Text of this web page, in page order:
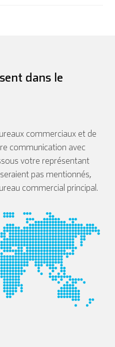
dans le
commerciaux et de
communication avec
votre représentant
pas mentionnés,
commercial principal.